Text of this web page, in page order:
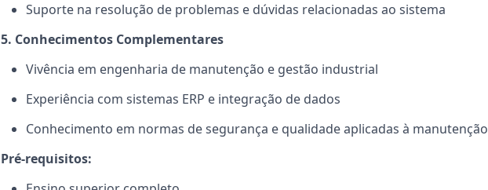
Suporte na resolução de problemas e dúvidas relacionadas ao sistema
5. Conhecimentos Complementares
Vivência em engenharia de manutenção e gestão industrial
Experiência com sistemas ERP e integração de dados
Conhecimento em normas de segurança e qualidade aplicadas à manutenção
Pré-requisitos: